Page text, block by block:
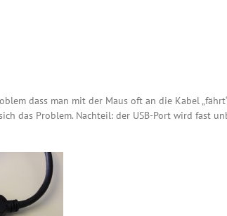
dass man mit der Maus oft an die Kabel
das Problem. Nachteil: der USB-Port wird fast